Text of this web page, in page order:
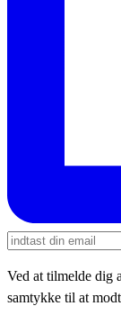
Ved at tilmelde dig
samtykke til at